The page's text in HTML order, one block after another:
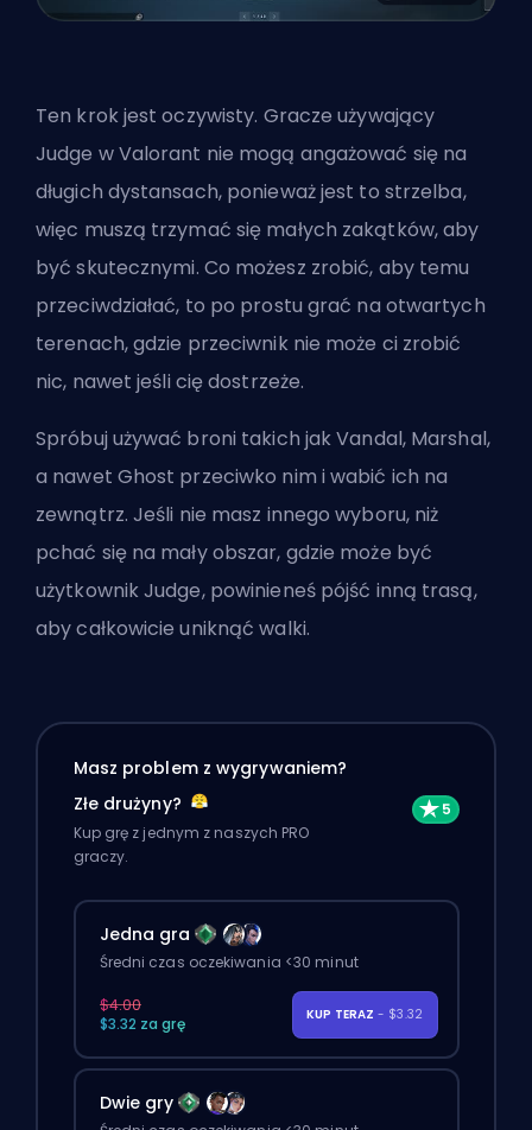
Ten krok jest oczywisty. Gracze używający
Judge w Valorant nie mogą angażować się na
długich dystansach, ponieważ jest to strzelba,
więc muszą trzymać się małych zakątków, aby
być skutecznymi. Co możesz zrobić, aby temu
przeciwdziałać, to po prostu grać na otwartych
terenach, gdzie przeciwnik nie może ci zrobić
nic, nawet jeśli cię dostrzeże.
Spróbuj używać broni takich jak Vandal, Marshal,
a nawet Ghost przeciwko nim i wabić ich na
zewnątrz. Jeśli nie masz innego wyboru, niż
pchać się na mały obszar, gdzie może być
użytkownik Judge, powinieneś pójść inną trasą,
aby całkowicie uniknąć walki.
Masz problem z wygrywaniem?
Złe drużyny?
Kup grę z jednym z naszych PRO
graczy.
Jedna gra
Średni czas oczekiwania <30 minut
$4.00
$3.32 za grę
KUP TERAZ - $3.32
Dwie gry